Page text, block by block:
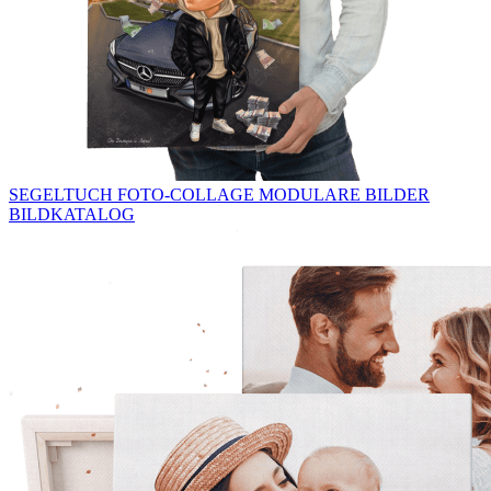
SEGELTUCH FOTO-COLLAGE MODULARE BILDER
BILDKATALOG